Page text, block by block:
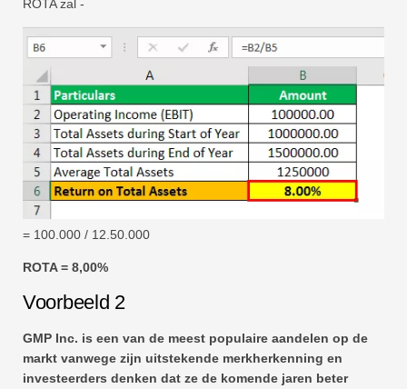
ROTA zal -
= 100.000 / 12.50.000
ROTA = 8,00%
Voorbeeld 2
GMP Inc. is een van de meest populaire aandelen op de
markt vanwege zijn uitstekende merkherkenning en
investeerders denken dat ze de komende jaren beter